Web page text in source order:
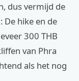
dus vermijd de
De hike en de
300 THB
van Phra
als het nog